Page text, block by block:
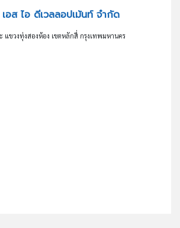
อส ไอ ดีเวลลอปเม้นท์ จำกัด
ขวงทุ่งสองห้อง เขตหลักสี่ กรุงเทพมหานคร